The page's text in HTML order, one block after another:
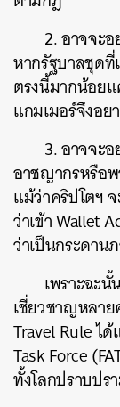
2. อาจจะ
หากรัฐบาลชุดที่
ตรงนี้มากน้อย
แกมเมอร์จึงอย
3. อาจจะ
อาชญากรหรือ
แม้ว่าคริปโตฯ
ว่าเข้า Wallet
ว่าเป็นกระดาน
เพราะฉะ
เชี่ยวชาญหลา
Travel Rule ไ
Task Force
ทั้งโลกปราบปร